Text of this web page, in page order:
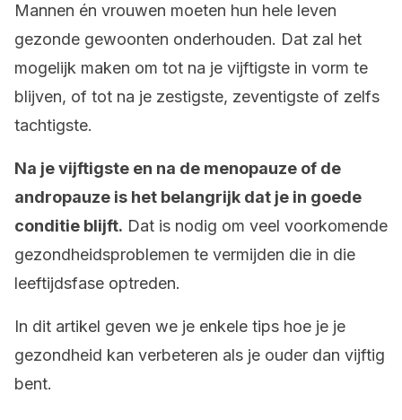
Mannen én vrouwen moeten hun hele leven
gezonde gewoonten onderhouden. Dat zal het
mogelijk maken om tot na je vijftigste in vorm te
blijven, of tot na je zestigste, zeventigste of zelfs
tachtigste.
Na je vijftigste en na de menopauze of de
andropauze is het belangrijk dat je in goede
conditie blijft. Dat is nodig om veel voorkomende
gezondheidsproblemen te vermijden die in die
leeftijdsfase optreden.
In dit artikel geven we je enkele tips hoe je je
gezondheid kan verbeteren als je ouder dan vijftig
bent.